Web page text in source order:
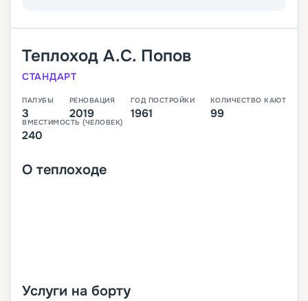
Теплоход А.С. Попов
СТАНДАРТ
ПАЛУБЫ
3
РЕНОВАЦИЯ
2019
ГОД ПОСТРОЙКИ
1961
КОЛИЧЕСТВО КАЮТ
99
ВМЕСТИМОСТЬ (ЧЕЛОВЕК)
240
О теплоходе
Услуги на борту